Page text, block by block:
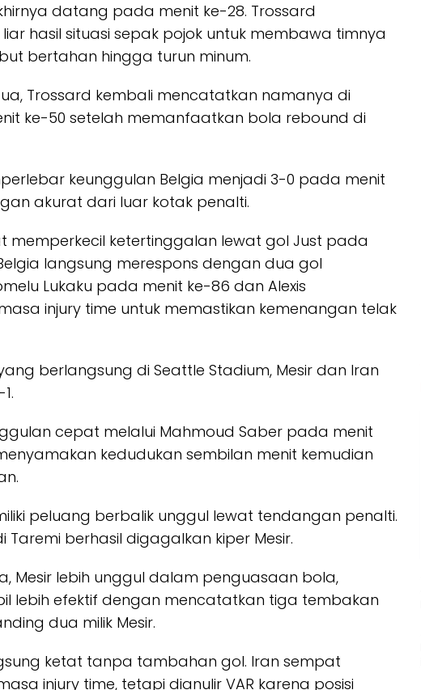
datang pada menit ke-28. Trossard
hasil situasi sepak pojok untuk membawa timnya
bertahan hingga turun minum.
Trossard kembali mencatatkan namanya di
ke-50 setelah memanfaatkan bola rebound di
keunggulan Belgia menjadi 3-0 pada menit
akurat dari luar kotak penalti.
memperkecil ketertinggalan lewat gol Just pada
langsung merespons dengan dua gol
Lukaku pada menit ke-86 dan Alexis
injury time untuk memastikan kemenangan telak
berlangsung di Seattle Stadium, Mesir dan Iran
cepat melalui Mahmoud Saber pada menit
kedudukan sembilan menit kemudian
peluang berbalik unggul lewat tendangan penalti.
Taremi berhasil digagalkan kiper Mesir.
Mesir lebih unggul dalam penguasaan bola,
lebih efektif dengan mencatatkan tiga tembakan
dua milik Mesir.
ketat tanpa tambahan gol. Iran sempat
injury time, tetapi dianulir VAR karena posisi